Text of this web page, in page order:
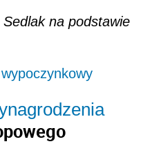
na podstawie